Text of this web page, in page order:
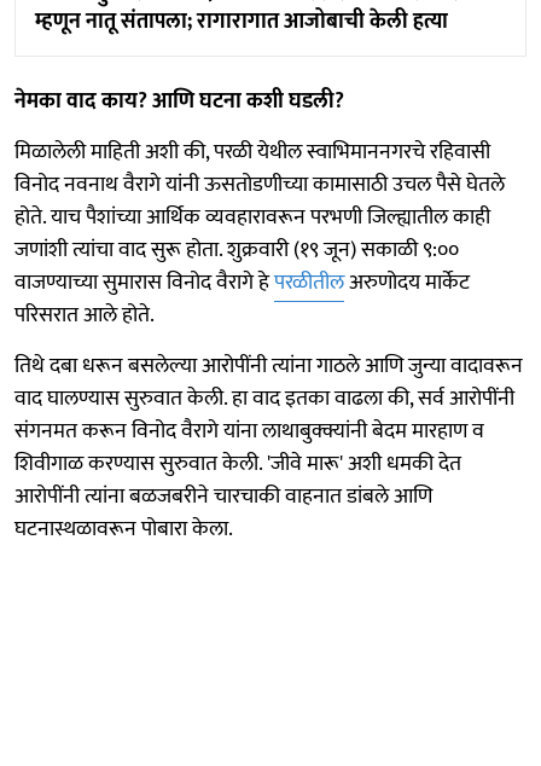
म्हणून नातू संतापला; रागारागात आजोबाची केली हत्या
नेमका वाद काय? आणि घटना कशी घडली?
मिळालेली माहिती अशी की, परळी येथील स्वाभिमाननगरचे रहिवासी
विनोद नवनाथ वैरागे यांनी ऊसतोडणीच्या कामासाठी उचल पैसे घेतले
होते. याच पैशांच्या आर्थिक व्यवहारावरून परभणी जिल्ह्यातील काही
जणांशी त्यांचा वाद सुरू होता. शुक्रवारी (१९ जून) सकाळी ९:००
वाजण्याच्या सुमारास विनोद वैरागे हेपरळीतीलअरुणोदय मार्केट
परिसरात आले होते.
तिथे दबा धरून बसलेल्या आरोपींनी त्यांना गाठले आणि जुन्या वादावरून
वाद घालण्यास सुरुवात केली. हा वाद इतका वाढला की, सर्व आरोपींनी
संगनमत करून विनोद वैरागे यांना लाथाबुक्क्यांनी बेदम मारहाण व
शिवीगाळ करण्यास सुरुवात केली. 'जीवे मारू' अशी धमकी देत
आरोपींनी त्यांना बळजबरीने चारचाकी वाहनात डांबले आणि
घटनास्थळावरून पोबारा केला.